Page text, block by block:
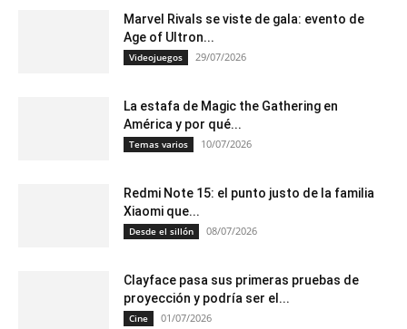
Marvel Rivals se viste de gala: evento de
Age of Ultron...
Videojuegos 29/07/2026
La estafa de Magic the Gathering en
América y por qué...
Temas varios 10/07/2026
Redmi Note 15: el punto justo de la familia
Xiaomi que...
Desde el sillón 08/07/2026
Clayface pasa sus primeras pruebas de
proyección y podría ser el...
Cine 01/07/2026